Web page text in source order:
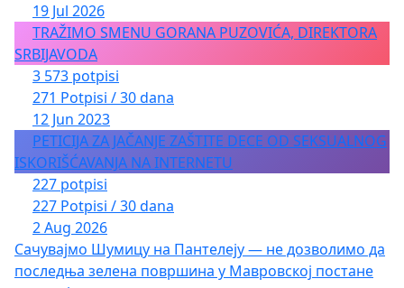
19 Jul 2026
TRAŽIMO SMENU GORANA PUZOVIĆA, DIREKTORA
SRBIJAVODA
3 573 potpisi
271 Potpisi / 30 dana
12 Jun 2023
PETICIJA ZA JAČANJE ZAŠTITE DECE OD SEKSUALNOG
ISKORIŠĆAVANJA NA INTERNETU
227 potpisi
227 Potpisi / 30 dana
2 Aug 2026
Сачувајмо Шумицу на Пантелеју — не дозволимо да
последња зелена површина у Мавровској постане